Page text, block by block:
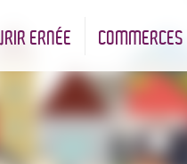
ERNÉE COMMERCES